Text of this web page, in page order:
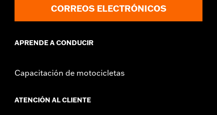
CORREOS ELECTRÓNICOS
APRENDE A CONDUCIR
Capacitación de motocicletas
ATENCIÓN AL CLIENTE